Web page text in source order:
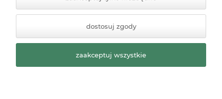
Styl graficzny ShopGadget.pl
Sklep internetowy Shoper
Premium
dostosuj zgody
zaakceptuj wszystkie